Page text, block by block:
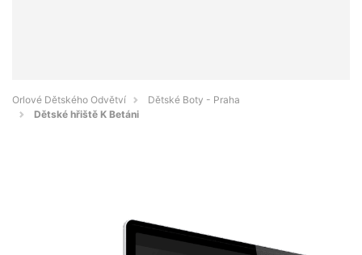
Orlové Dětského Odvětví
Dětské Boty - Praha
Dětské hřiště K Betáni